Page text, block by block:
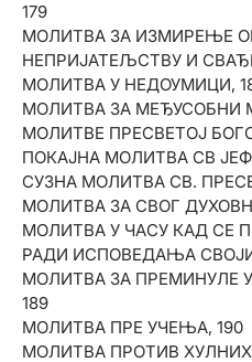
179
МОЛИТВА ЗА ИЗМИРЕЊЕ
НЕПРИЈАТЕЉСТВУ И
МОЛИТВА У НЕДОУМИЦИ,
МОЛИТВА ЗА МЕЂУСОБНИ
МОЛИТВЕ ПРЕСВЕТОЈ
ПОКАЈНА МОЛИТВА СВ
СУЗНА МОЛИТВА СВ.
МОЛИТВА ЗА СВОГ
МОЛИТВА У ЧАСУ КАД СЕ
РАДИ ИСПОВЕДАЊА
МОЛИТВА ЗА ПРЕМИНУЛЕ
189
МОЛИТВА ПРЕ УЧЕЊА, 190
МОЛИТВА ПРОТИВ